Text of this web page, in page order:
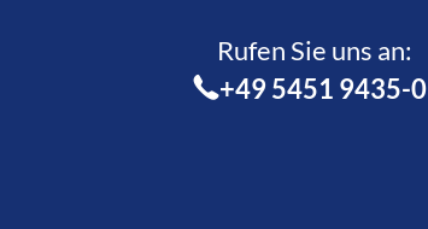
Rufen Sie uns an:­
+49 5451 9435-0